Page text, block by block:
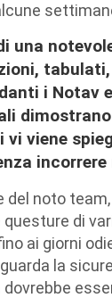
una
i Notav
viene
del noto
di
ai giorni
la